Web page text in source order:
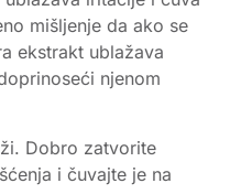
mišljenje da ako se
ekstrakt ublažava
njenom
Dobro zatvorite
i čuvajte je na